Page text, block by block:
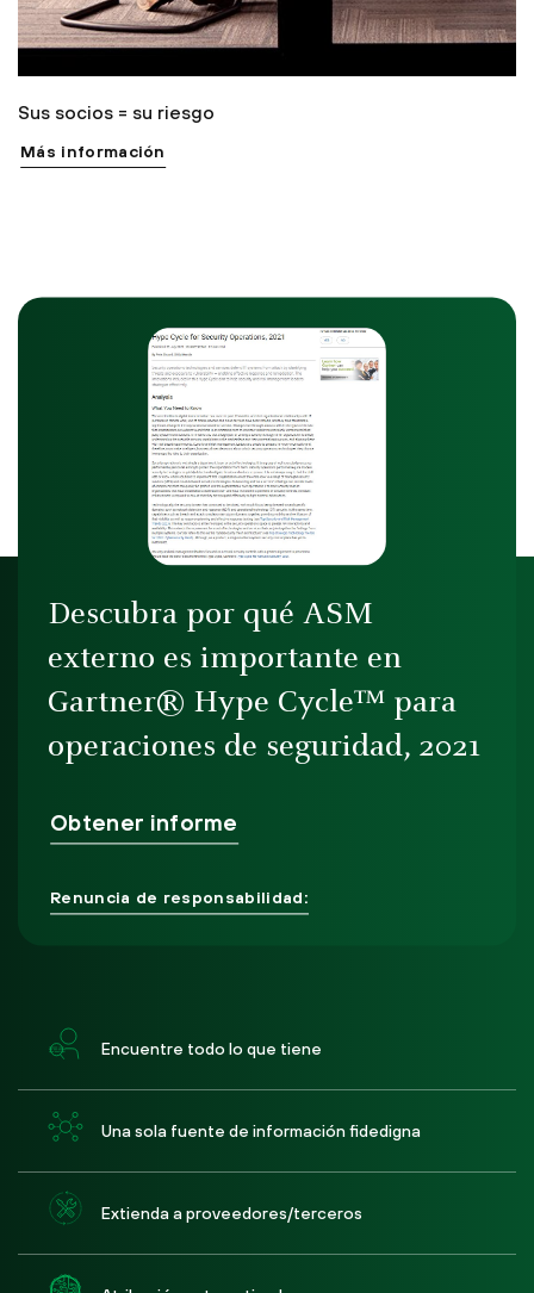
Sus socios = su riesgo
Más información
Descubra por qué ASM
externo es importante en
Gartner® Hype Cycle™ para
operaciones de seguridad, 2021
Obtener informe
Renuncia de responsabilidad:
Encuentre todo lo que tiene
Una sola fuente de información fidedigna
Extienda a proveedores/terceros